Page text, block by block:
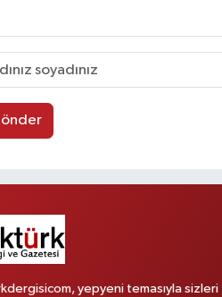
yepyeni temasıyla sizleri